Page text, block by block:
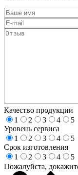
Качество продукции
1
2 3 4
5
Уровень сервиса
1
2 3 4
5
Срок изготовления
1
2 3 4
5
Пожалуйста,